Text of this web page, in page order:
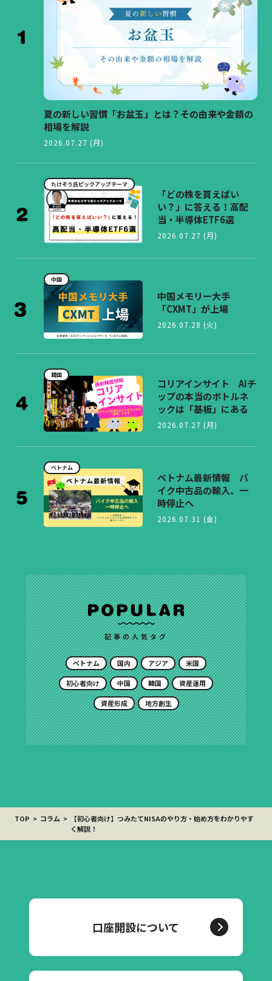
夏の新しい習慣「お盆玉」とは？その由来や金額の
相場を解説
2026.07.27 (月)
たけぞう氏ピックアップテーマ
「どの株を買えばい
い？」に答える！高配
当・半導体ETF6選
2026.07.27 (月)
中国
中国メモリー大手
「CXMT」が上場
2026.07.28 (火)
韓国
コリアインサイト AIチ
ップの本当のボトルネ
ックは「基板」にある
2026.07.27 (月)
ベトナム
ベトナム最新情報 バ
イク中古品の輸入、一
時停止へ
2026.07.31 (金)
記事の人気タグ
ベトナム 国内 アジア 米国
初心者向け 中国 韓国 資産運用
資産形成 地方創生
TOP コラム
【初心者向け】つみたてNISAのやり方・始め方をわかりやす
く解説！
口座開設について